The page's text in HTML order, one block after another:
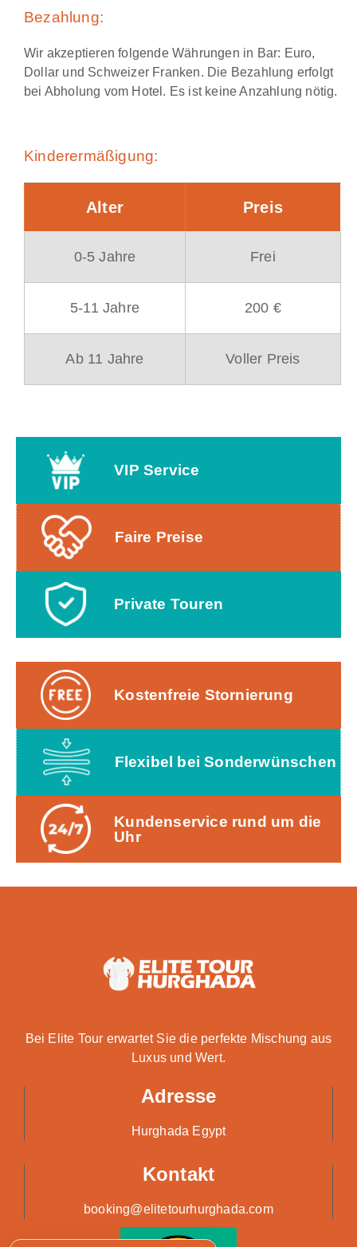
Bezahlung:
Wir akzeptieren folgende Währungen in Bar: Euro,
Dollar und Schweizer Franken. Die Bezahlung erfolgt
bei Abholung vom Hotel. Es ist keine Anzahlung nötig.
Kinderermäßigung:
Alter Preis
0-5 Jahre Frei
5-11 Jahre 200 €
Ab 11 Jahre Voller Preis
VIP Service
Faire Preise
Private Touren
Kostenfreie Stornierung
Flexibel bei Sonderwünschen
Kundenservice rund um die
Uhr
Bei Elite Tour erwartet Sie die perfekte Mischung aus
Luxus und Wert.
Adresse
Hurghada Egypt
Kontakt
booking@elitetourhurghada.com